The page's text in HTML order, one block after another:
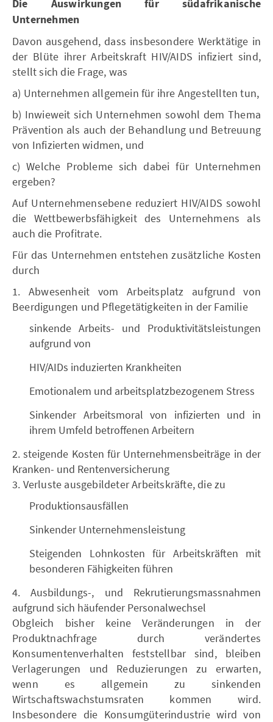
Die Auswirkungen für südafrikanische
Unternehmen
Davon ausgehend, dass insbesondere Werktätige in
der Blüte ihrer Arbeitskraft HIV/AIDS infiziert sind,
stellt sich die Frage, was
a) Unternehmen allgemein für ihre Angestellten tun,
b) Inwieweit sich Unternehmen sowohl dem Thema
Prävention als auch der Behandlung und Betreuung
von Infizierten widmen, und
c) Welche Probleme sich dabei für Unternehmen
ergeben?
Auf Unternehmensebene reduziert HIV/AIDS sowohl
die Wettbewerbsfähigkeit des Unternehmens als
auch die Profitrate.
Für das Unternehmen entstehen zusätzliche Kosten
durch
1. Abwesenheit vom Arbeitsplatz aufgrund von
Beerdigungen und Pflegetätigkeiten in der Familie
sinkende Arbeits- und Produktivitätsleistungen
aufgrund von
HIV/AIDs induzierten Krankheiten
Emotionalem und arbeitsplatzbezogenem Stress
Sinkender Arbeitsmoral von infizierten und in
ihrem Umfeld betroffenen Arbeitern
2. steigende Kosten für Unternehmensbeiträge in der
Kranken- und Rentenversicherung
3. Verluste ausgebildeter Arbeitskräfte, die zu
Produktionsausfällen
Sinkender Unternehmensleistung
Steigenden Lohnkosten für Arbeitskräften mit
besonderen Fähigkeiten führen
4. Ausbildungs-, und Rekrutierungsmassnahmen
aufgrund sich häufender Personalwechsel
Obgleich bisher keine Veränderungen in der
Produktnachfrage durch verändertes
Konsumentenverhalten feststellbar sind, bleiben
Verlagerungen und Reduzierungen zu erwarten,
wenn es allgemein zu sinkenden
Wirtschaftswachstumsraten kommen wird.
Insbesondere die Konsumgüterindustrie wird von